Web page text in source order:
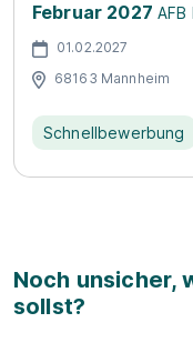
Februar 2027
01.02.2027
68163 Mannheim
Schnellbewerbung
Noch unsicher,
sollst?